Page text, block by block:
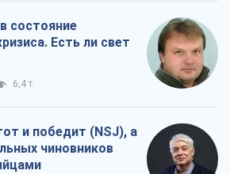
состояние
Есть ли свет
6,4 т.
и победит (NSJ), а
чиновников